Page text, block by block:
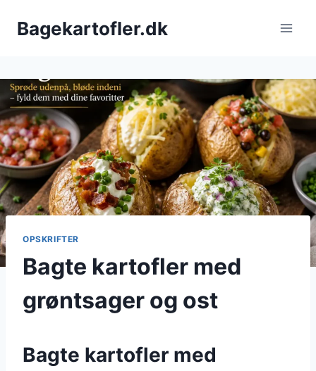
Bagekartofler.dk
OPSKRIFTER
Bagte kartofler med
grøntsager og ost
Bagte kartofler med